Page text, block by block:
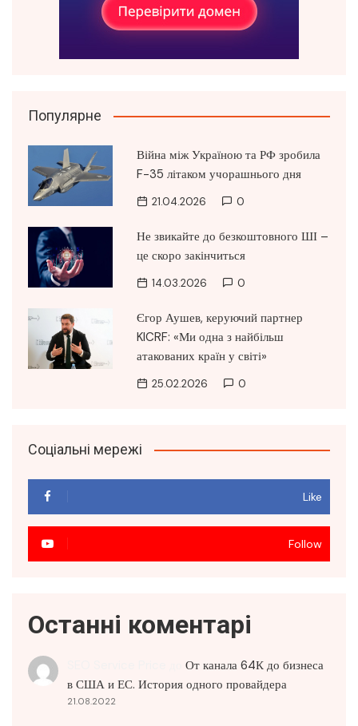
Популярне
Війна між Україною та РФ зробила
F-35 літаком учорашнього дня
21.04.2026 0
Не звикайте до безкоштовного ШІ –
це скоро закінчиться
14.03.2026 0
Єгор Аушев, керуючий партнер
KICRF: «Ми одна з найбільш
атакованих країн у світі»
25.02.2026 0
Соціальні мережі
Like
Follow
Останні коментарі
От канала 64К до бизнеса
в США и ЕС. История одного провайдера
21.08.2022